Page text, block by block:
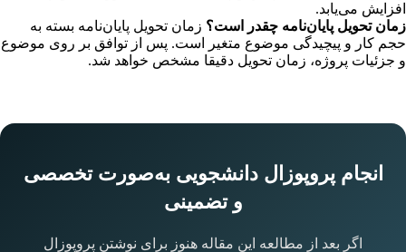
افزایش می‌یابد.
زمان تحویل پایان‌نامه چقدر است؟ زمان تحویل پایان‌نامه بسته به
حجم کار و پیچیدگی موضوع متغیر است. پس از توافق بر روی موضوع
و جزئیات پروژه، زمان تحویل دقیقا مشخص خواهد شد.
انجام پروپوزال دانشجویی به‌صورت تخصصی
و تضمینی
اگر بعد از مطالعه این مقاله هنوز برای نوشتن پروپوزال